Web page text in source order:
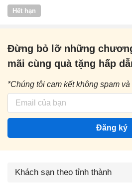
Vntrip
Hết hạn
Đừng bỏ lỡ những
mãi cùng quà tặng hấp
*Chúng tôi cam kết không spam
Đăng ký
Khách sạn theo tỉnh thành